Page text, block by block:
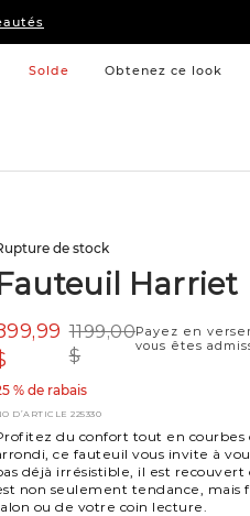
Solde Obtenez ce look
de stock
Harriet
1199,00
$
% de rabais
Payez en
vous êtes
D’ARTICLE 225330
du confort tout en
ce fauteuil vous invite à
déjà irrésistible, il est
non seulement tendance, mais
ou de votre coin lecture.